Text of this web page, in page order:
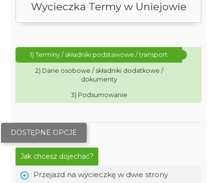
Wycieczka Termy w Uniejowie
1) Terminy / składniki podstawowe / transport
2) Dane osobowe / składniki dodatkowe /
dokumenty
3) Podsumowanie
DOSTĘPNE OPCJE
Jak chcesz dojechać?
Przejazd na wycieczkę w dwie strony